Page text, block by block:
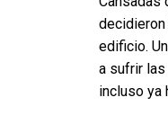
decidieron
edificio.
a sufrir
incluso ya